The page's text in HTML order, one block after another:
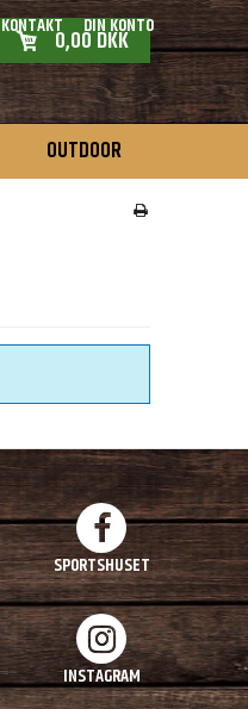
0,00 DKK
KONTAKT DIN KONTO
OUTDOOR
SPORTSHUSET
INSTAGRAM